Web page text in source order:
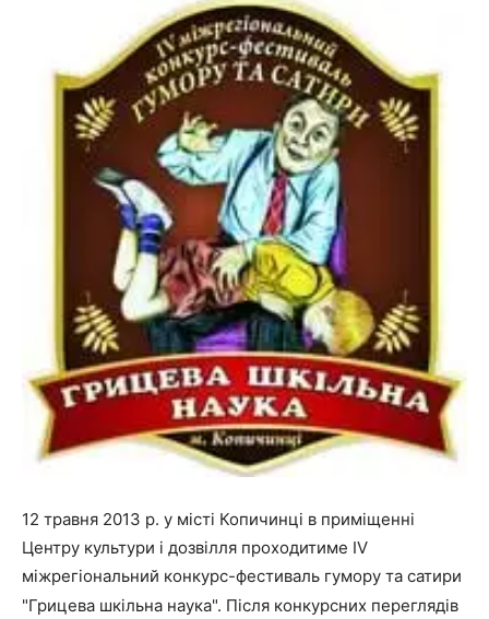
12 травня 2013 р. у місті Копичинці в приміщенні
Центру культури і дозвілля проходитиме ІV
міжрегіональний конкурс-фестиваль гумору та сатири
"Грицева шкільна наука". Після конкурсних переглядів